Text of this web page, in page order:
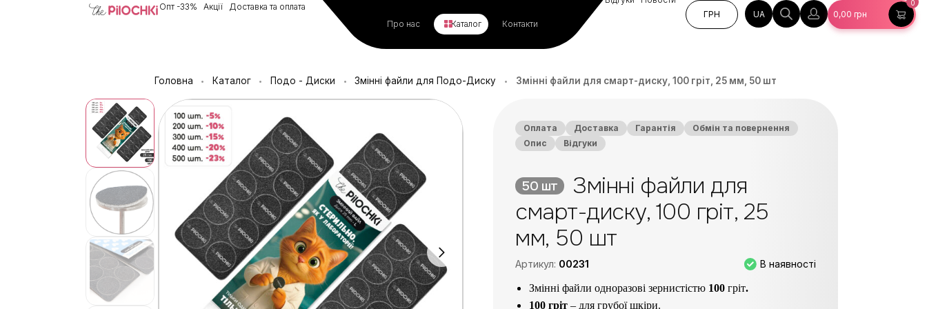
Опт -33% Акції
Доставка та оплата
Про нас
Каталог Контакти
ГРН
UA 0,00 грн
0
Головна • Каталог • Подо - Диски • Змінні файли для Подо-Диску • Змінні файли для смарт-диску, 100 гріт, 25 мм, 50 шт
Оплата Доставка Гарантія
Обмін та повернення
Опис
Відгуки
50 шт
Змінні файли для
смарт-диску, 100 гріт, 25
мм, 50 шт
Артикул: 00231 В наявності
Змінні файли одноразові зернистістю 100 гріт.
100 гріт – для грубої шкіри.